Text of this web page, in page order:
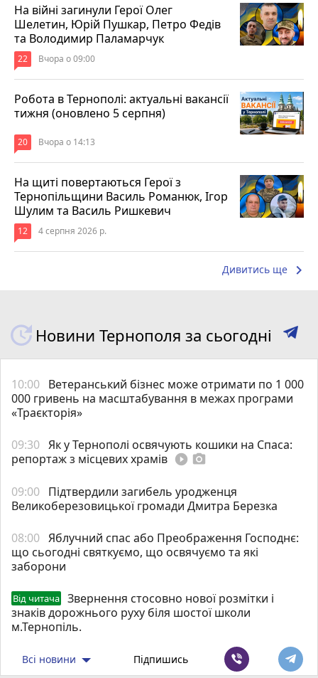
На війні загинули Герої Олег
Шелетин, Юрій Пушкар, Петро Федів
та Володимир Паламарчук
22 Вчора о 09:00
Робота в Тернополі: актуальні вакансії
тижня (оновлено 5 серпня)
20 Вчора о 14:13
На щиті повертаються Герої з
Тернопільщини Василь Романюк, Ігор
Шулим та Василь Ришкевич
12 4 серпня 2026 р.
Дивитись ще keyboard_arrow_right
Новини Тернополя за сьогодні
10:00 Ветеранський бізнес може отримати по 1 000
000 гривень на масштабування в межах програми
«Траєкторія»
09:30 Як у Тернополі освячують кошики на Спаса:
репортаж з місцевих храмів play_circle_filled photo_camera
09:00 Підтвердили загибель уродженця
Великоберезовицької громади Дмитра Березка
08:00 Яблучний спас або Преображення Господнє:
що сьогодні святкуємо, що освячуємо та які
заборони
Від читача
Звернення стосовно нової розмітки і
знаків дорожнього руху біля шостої школи
м.Тернопіль.
Всі новини Підпишись